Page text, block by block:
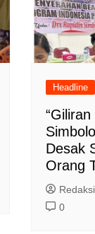
Headline
Desak
Orang
0